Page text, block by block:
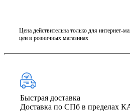
Цена действительна только для интернет-
цен в розничных магазинах
Быстрая доставка
Доставка по СПб в пределах